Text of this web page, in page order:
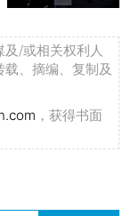
/或相关权利人
、摘编、复制及
，获得书面